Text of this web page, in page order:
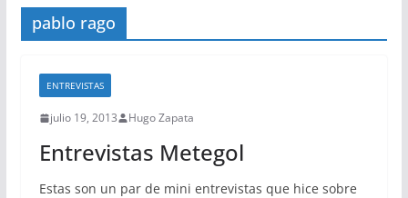
pablo rago
ENTREVISTAS
julio 19, 2013 Hugo Zapata
Entrevistas Metegol
Estas son un par de mini entrevistas que hice sobre